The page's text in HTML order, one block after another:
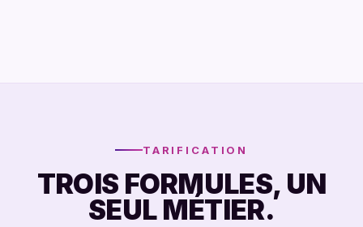
TARIFICATION
TROIS FORMULES, UN
SEUL MÉTIER.